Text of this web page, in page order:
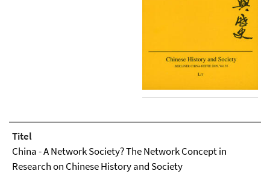
Titel
China - A Network Society? The Network Concept in
Research on Chinese History and Society